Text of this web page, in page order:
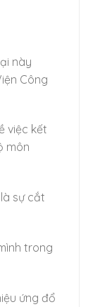
này
Công
việc kết
môn
sự cắt
trong
ứng đổ